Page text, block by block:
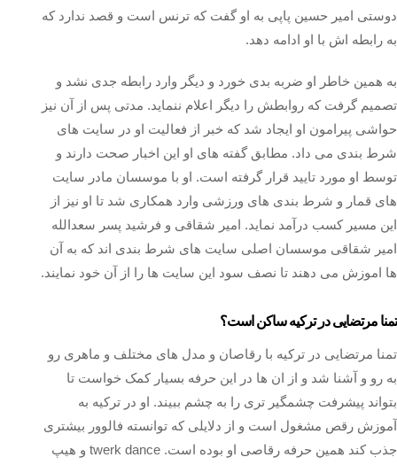
دوستی امیر حسین پاپی به او گفت که ترنس است و قصد ندارد که
به رابطه اش با او ادامه دهد.
به همین خاطر او ضربه بدی خورد و دیگر وارد رابطه جدی نشد و
تصمیم گرفت که روابطش را دیگر اعلام ننماید. مدتی پس از آن نیز
حواشی پیرامون او ایجاد شد که خبر از فعالیت او در سایت های
شرط بندی می داد. مطابق گفته های او این اخبار صحت دارند و
توسط او مورد تایید قرار گرفته است. او با موسسان مادر سایت
های قمار و شرط بندی های ورزشی وارد همکاری شد تا او نیز از
این مسیر کسب درآمد نماید. امیر شقاقی و فرشید پسر سعدالله
امیر شقاقی موسسان اصلی سایت های شرط بندی اند که به آن
ها اموزش می دهند تا نصف سود این سایت ها را از آن خود نمایند.
تمنا مرتضایی در ترکیه ساکن است؟
تمنا مرتضایی در ترکیه با رقاصان و مدل های مختلف و ماهری رو
به رو و آشنا شد و از ان ها در این حرفه بسیار کمک خواست تا
بتواند پیشرفت چشمگیر تری را به چشم ببیند. او در ترکیه به
آموزش رقص مشغول است و از دلایلی که توانسته فالوور بیشتری
جذب کند همین حرفه رقاصی او بوده است. twerk dance و هیپ